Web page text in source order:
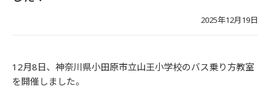
2025年12月19日
1 2月8日、 神奈川県小田原市立山王小学校のバス乗り方教室
を開催しました。